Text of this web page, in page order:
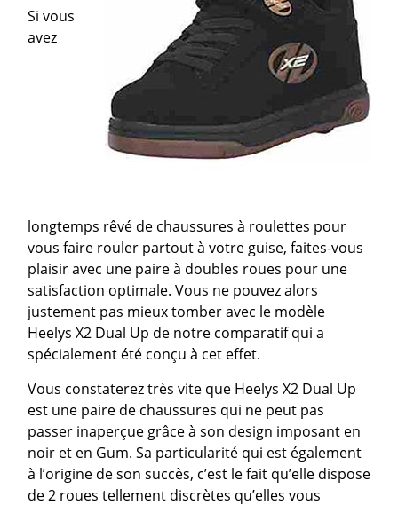
Si vous
avez
longtemps rêvé de chaussures à roulettes pour
vous faire rouler partout à votre guise, faites-vous
plaisir avec une paire à doubles roues pour une
satisfaction optimale. Vous ne pouvez alors
justement pas mieux tomber avec le modèle
Heelys X2 Dual Up de notre comparatif qui a
spécialement été conçu à cet effet.
Vous constaterez très vite que Heelys X2 Dual Up
est une paire de chaussures qui ne peut pas
passer inaperçue grâce à son design imposant en
noir et en Gum. Sa particularité qui est également
à l’origine de son succès, c’est le fait qu’elle dispose
de 2 roues tellement discrètes qu’elles vous